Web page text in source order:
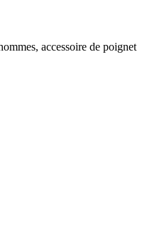
accessoire de poignet